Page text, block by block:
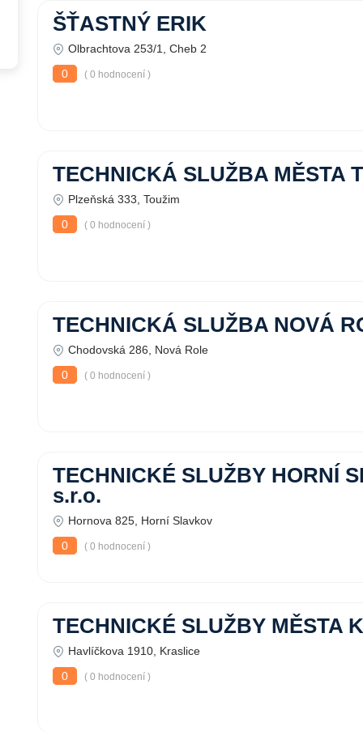
ŠŤASTNÝ ERIK
Olbrachtova 253/1, Cheb 2
0
( 0 hodnocení )
TECHNICKÁ SLUŽBA MĚSTA
Plzeňská 333, Toužim
0
( 0 hodnocení )
TECHNICKÁ SLUŽBA NOVÁ
Chodovská 286, Nová Role
0
( 0 hodnocení )
TECHNICKÉ SLUŽBY HORNÍ
s.r.o.
Hornova 825, Horní Slavkov
0
( 0 hodnocení )
TECHNICKÉ SLUŽBY MĚSTA
Havlíčkova 1910, Kraslice
0
( 0 hodnocení )